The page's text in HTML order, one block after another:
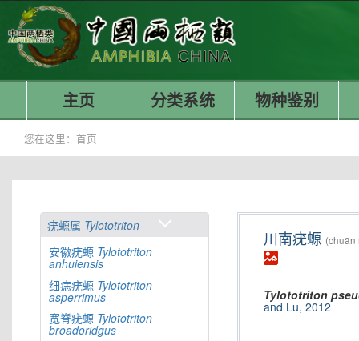
主页 分类系统 物种鉴别
您在这里： 首页
疣螈属 Tylototriton
安徽疣螈 Tylototriton
anhuiensis
细痣疣螈 Tylototriton
asperrimus
宽脊疣螈 Tylototriton
broadoridgus
川南疣螈 (chuān
Tylototriton
and Lu, 2012